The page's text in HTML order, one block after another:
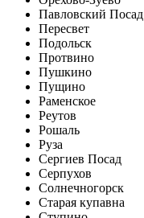
Павловский Посад
Пересвет
Подольск
Протвино
Пушкино
Пущино
Раменское
Реутов
Рошаль
Руза
Сергиев Посад
Серпухов
Солнечногорск
Старая купавна